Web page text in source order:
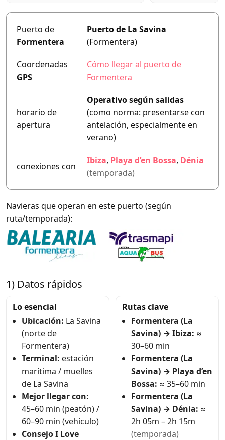
Puerto de
Formentera
Puerto de La Savina
(Formentera)
Coordenadas
GPS
Cómo llegar al puerto de
Formentera
horario de
apertura
Operativo según salidas
(como norma: presentarse con
antelación, especialmente en
verano)
conexiones con
Ibiza, Playa d’en Bossa, Dénia
(temporada)
Navieras que operan en este puerto (según
ruta/temporada):
1) Datos rápidos
Lo esencial
Ubicación: La Savina
(norte de
Formentera)
Terminal: estación
marítima / muelles
de La Savina
Mejor llegar con:
45–60 min (peatón) /
60–90 min (vehículo)
Consejo I Love
Rutas clave
Formentera (La
Savina) → Ibiza: ≈
30–60 min
Formentera (La
Savina) → Playa d’en
Bossa: ≈ 35–60 min
Formentera (La
Savina) → Dénia: ≈
2h 05m – 2h 15m
(temporada)